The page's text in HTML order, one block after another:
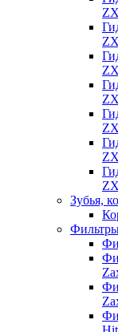
Зубья,